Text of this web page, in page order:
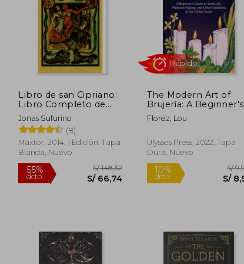
55%
dcto.
S/ 173,45
S/ 78,05
20%
Libro de san Cipriano:
Libro Completo de
Verdadera Magia o sea
el Tesoro del
Hechicero
Jonas Sufurino
(8)
Maxtor, 2014, 1 Edición, Tapa
Blanda, Nuevo
The Modern Art of
Brujería: A Beginner's
Guide to Spellcraft,
Medicine Making, and
Global South (en
Inglés)
Florez, Lou
Ulysses Press, 2022, Tapa
Dura, Nuevo